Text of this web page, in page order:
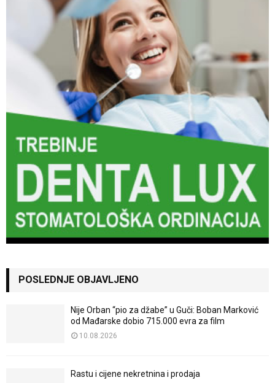
POSLEDNJE OBJAVLJENO
Nije Orban “pio za džabe” u Guči: Boban Marković
od Mađarske dobio 715.000 evra za film
10.08.2026
Rastu i cijene nekretnina i prodaja